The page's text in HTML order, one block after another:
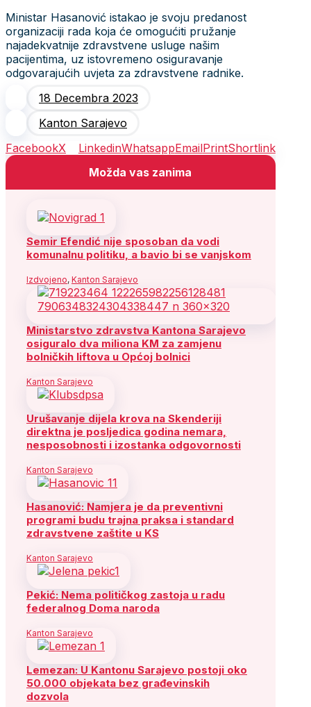
Ministar Hasanović istakao je svoju predanost
organizaciji rada koja će omogućiti pružanje
najadekvatnije zdravstvene usluge našim
pacijentima, uz istovremeno osiguravanje
odgovarajućih uvjeta za zdravstvene radnike.
18 Decembra 2023
Kanton Sarajevo
FacebookX LinkedinWhatsappEmailPrintShortlink
Možda vas zanima
Semir Efendić nije sposoban da vodi
komunalnu politiku, a bavio bi se vanjskom
Izdvojeno, Kanton Sarajevo
Ministarstvo zdravstva Kantona Sarajevo
osiguralo dva miliona KM za zamjenu
bolničkih liftova u Općoj bolnici
Kanton Sarajevo
Urušavanje dijela krova na Skenderiji
direktna je posljedica godina nemara,
nesposobnosti i izostanka odgovornosti
Kanton Sarajevo
Hasanović: Namjera je da preventivni
programi budu trajna praksa i standard
zdravstvene zaštite u KS
Kanton Sarajevo
Pekić: Nema političkog zastoja u radu
federalnog Doma naroda
Kanton Sarajevo
Lemezan: U Kantonu Sarajevo postoji oko
50.000 objekata bez građevinskih
dozvola